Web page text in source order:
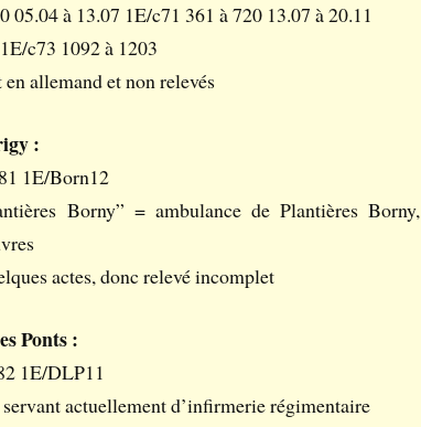
05.04 à 13.07 1E/c71 361 à 720 13.07 à 20.11
c73 1092 à 1203
allemand et non relevés
:
1E/Born12
Borny” = ambulance de Plantières Borny,
actes, donc relevé incomplet
Ponts :
1E/DLP11
actuellement d’infirmerie régimentaire